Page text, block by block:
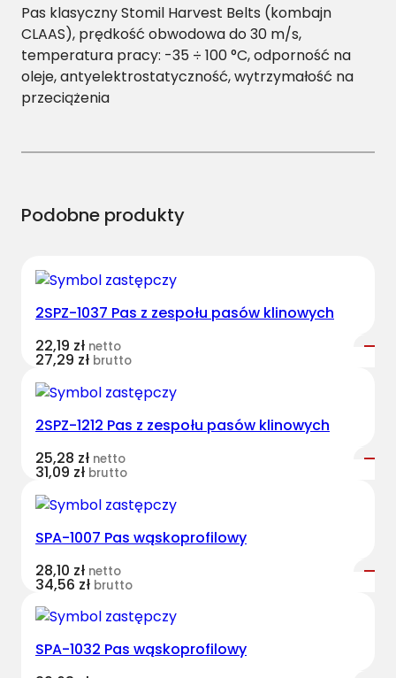
1
2
.
5
/
5
Pas klasyczny Stomil Harvest Belts (kombajn
CLAAS), prędkość obwodowa do 30 m/s,
temperatura pracy: -35 ÷ 100 °C, odporność na
oleje, antyelektrostatyczność, wytrzymałość na
przeciążenia
Podobne produkty
2SPZ-1037 Pas z zespołu pasów klinowych
22,19 zł netto
27,29 zł brutto
2SPZ-1212 Pas z zespołu pasów klinowych
25,28 zł netto
31,09 zł brutto
SPA-1007 Pas wąskoprofilowy
28,10 zł netto
34,56 zł brutto
SPA-1032 Pas wąskoprofilowy